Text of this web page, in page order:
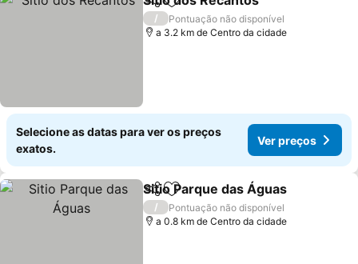
PartilharAdicionar aos favoritos
/
Pontuação não disponível
a 3.2 km de Centro da cidade
Selecione as datas para ver os preços
exatos.
Ver preços
PartilharAdicionar aos favoritos
Sitio Parque das Águas
/
Pontuação não disponível
a 0.8 km de Centro da cidade